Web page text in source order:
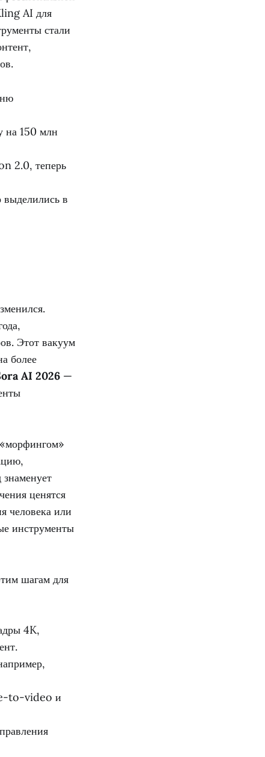
AI для
стали
на 150 млн
2.0, теперь
в
Этот вакуум
более
AI 2026 —
ценятся
человека или
инструменты
шагам для
4K,
to-video и